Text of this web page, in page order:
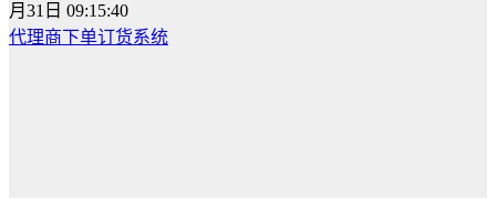
月31日 09:15:40
代理商下单订货系统